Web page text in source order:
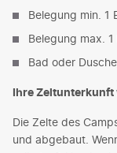
Belegung min. 1
Belegung max.
Bad oder
Ihre
Die Zelte des
und abgebaut.